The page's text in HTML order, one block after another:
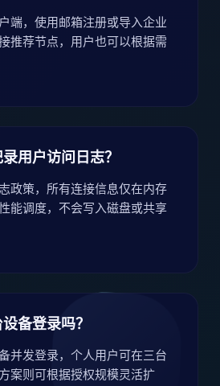
端，使用邮箱注册或导入企业
推荐节点，用户也可以根据需
用户访问日志？
政策，所有连接信息仅在内存
能调度，不会写入磁盘或共享
备登录吗？
并发登录，个人用户可在三台
案则可根据授权规模灵活扩